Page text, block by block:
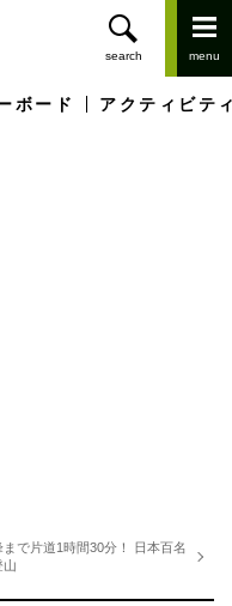
ボード アクティビテ
で片道1時間30分！ 日本百名
山